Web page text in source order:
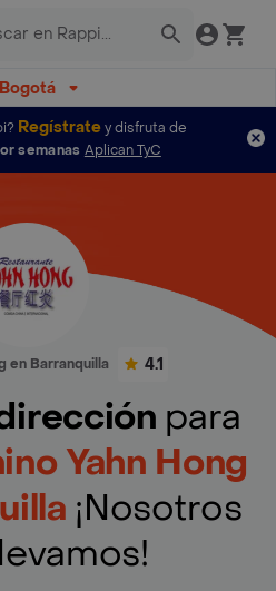
Bogotá
Regístratey disfruta de
semanas Aplican TyC
en Barranquilla 4.1
para
Yahn Hong
¡Nosotros